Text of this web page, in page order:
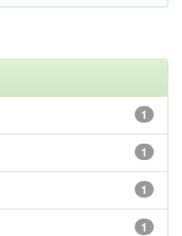
1
1
1
1